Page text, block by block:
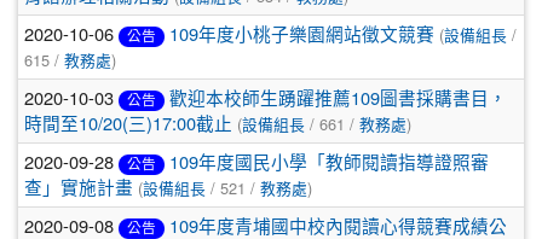
2020-10-06 公告 109年度小桃子樂園網站徵文競賽 (設備組長 /
615 / 教務處)
2020-10-03 公告
歡迎本校師生踴躍推薦109圖書採購書目，
時間至10/20(三)17:00截止 (設備組長 / 661 / 教務處)
2020-09-28 公告
109年度國民小學「教師閱讀指導證照審
查」實施計畫 (設備組長 / 521 / 教務處)
2020-09-08 公告
109年度青埔國中校內閱讀心得競賽成績公